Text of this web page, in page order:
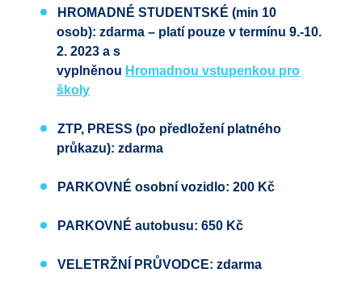
HROMADNÉ STUDENTSKÉ (min 10
osob): zdarma – platí pouze v termínu 9.-10.
2. 2023 a s
vyplněnou Hromadnou vstupenkou pro
školy
ZTP, PRESS (po předložení platného
průkazu): zdarma
PARKOVNÉ osobní vozidlo: 200 Kč
PARKOVNÉ autobusu: 650 Kč
VELETRŽNÍ PRŮVODCE: zdarma